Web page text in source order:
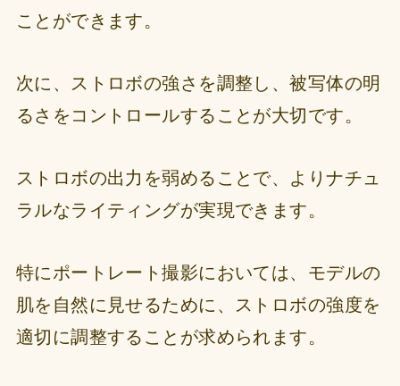
ことができます。
次に、ストロボの強さを調整し、被写体の明
るさをコントロールすることが大切です。
ストロボの出力を弱めることで、よりナチュ
ラルなライティングが実現できます。
特にポートレート撮影においては、モデルの
肌を自然に見せるために、ストロボの強度を
適切に調整することが求められます。